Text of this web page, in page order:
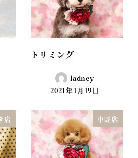
トリミング
ladney
2021年1月19日
店 中野店